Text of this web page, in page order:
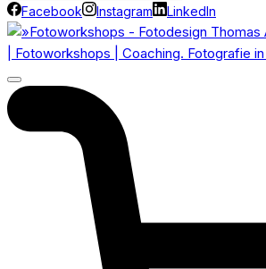
Facebook Instagram LinkedIn